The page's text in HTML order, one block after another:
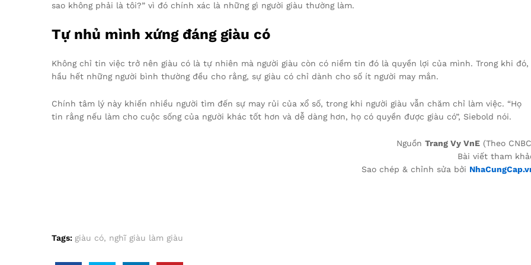
sao không phải là tôi?” vì đó chính xác là những gì người giàu thường làm.
Tự nhủ mình xứng đáng giàu có
Không chỉ tin việc trở nên giàu có là tự nhiên mà người giàu còn có niềm tin đó là quyền lợi của mình. Trong khi đó,
hầu hết những người bình thường đều cho rằng, sự giàu có chỉ dành cho số ít người may mắn.
Chính tâm lý này khiến nhiều người tìm đến sự may rủi của xổ số, trong khi người giàu vẫn chăm chỉ làm việc. “Họ
tin rằng nếu làm cho cuộc sống của người khác tốt hơn và dễ dàng hơn, họ có quyền được giàu có”, Siebold nói.
Nguồn Trang Vy VnE (Theo
Bài viết tham
Sao chép & chỉnh sửa bởi
Tags: giàu có, nghĩ giàu làm giàu